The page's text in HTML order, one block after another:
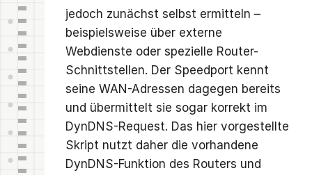
jedoch zunächst selbst ermitteln –
beispielsweise über externe
Webdienste oder spezielle Router-
Schnittstellen. Der Speedport kennt
seine WAN-Adressen dagegen bereits
und übermittelt sie sogar korrekt im
DynDNS-Request. Das hier vorgestellte
Skript nutzt daher die vorhandene
DynDNS-Funktion des Routers und